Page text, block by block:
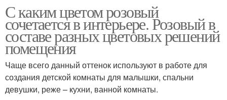
С каким цветом розовый
сочетается в интерьере. Розовый в
составе разных цветовых решений
помещения
Чаще всего данный оттенок используют в работе для
создания детской комнаты для малышки, спальни
девушки, реже – кухни, ванной комнаты.